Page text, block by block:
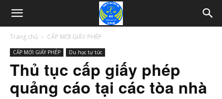
Trang chủ CẤP MỚI GIẤY PHÉP
CẤP MỚI GIẤY PHÉP Du học tự túc
Thủ tục cấp giấy phép
quảng cáo tại các tòa nhà